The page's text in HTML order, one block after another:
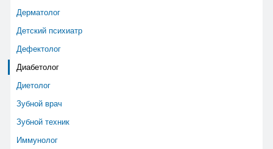
Дерматолог
Детский психиатр
Дефектолог
Диабетолог
Диетолог
Зубной врач
Зубной техник
Иммунолог